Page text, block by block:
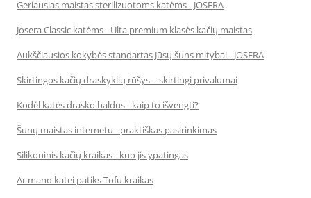
Geriausias maistas sterilizuotoms katėms - JOSERA
Josera Classic katėms - Ulta premium klasės kačių maistas
Aukščiausios kokybės standartas Jūsų šuns mitybai - JOSERA
Skirtingos kačių draskyklių rūšys – skirtingi privalumai
Kodėl katės drasko baldus - kaip to išvengti?
Šunų maistas internetu - praktiškas pasirinkimas
Silikoninis kačių kraikas - kuo jis ypatingas
Ar mano katei patiks Tofu kraikas